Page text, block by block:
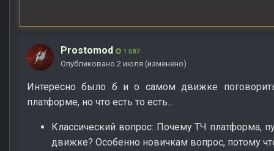
Prostomod 1 587
Опубликовано 2 июля (изменено)
Интересно было б и о самом движке
платформе, но что есть то есть...
Классический вопрос: Почему ТЧ платформа,
движке? Особенно новичкам вопрос, потому